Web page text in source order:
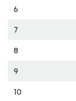
6
7
8
9
10